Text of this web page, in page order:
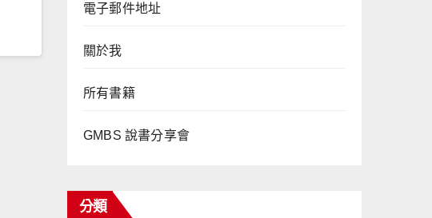
電子郵件地址
關於我
所有書籍
GMBS 說書分享會
分類